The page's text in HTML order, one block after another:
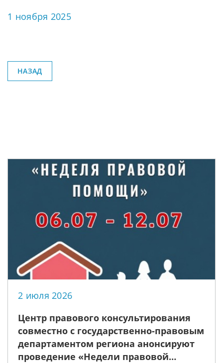
1 ноября 2025
НАЗАД
2 июля 2026
Центр правового консультирования
совместно с государственно-правовым
департаментом региона анонсируют
проведение «Недели правовой